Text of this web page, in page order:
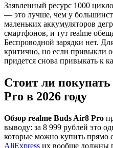
Заявленный ресурс 1000
— это лучше, чем у
маленьких аккумуляторов
смартфонов, и тут realme
Беспроводной зарядки нет.
критично, но если привыкли
придется снова привыкать к
Стоит ли
Pro в 2026 году
Обзор realme Buds Air8 Pro
выводу: за 8 999 рублей это
которые можно купить прямо
AliExpress их вообще должны